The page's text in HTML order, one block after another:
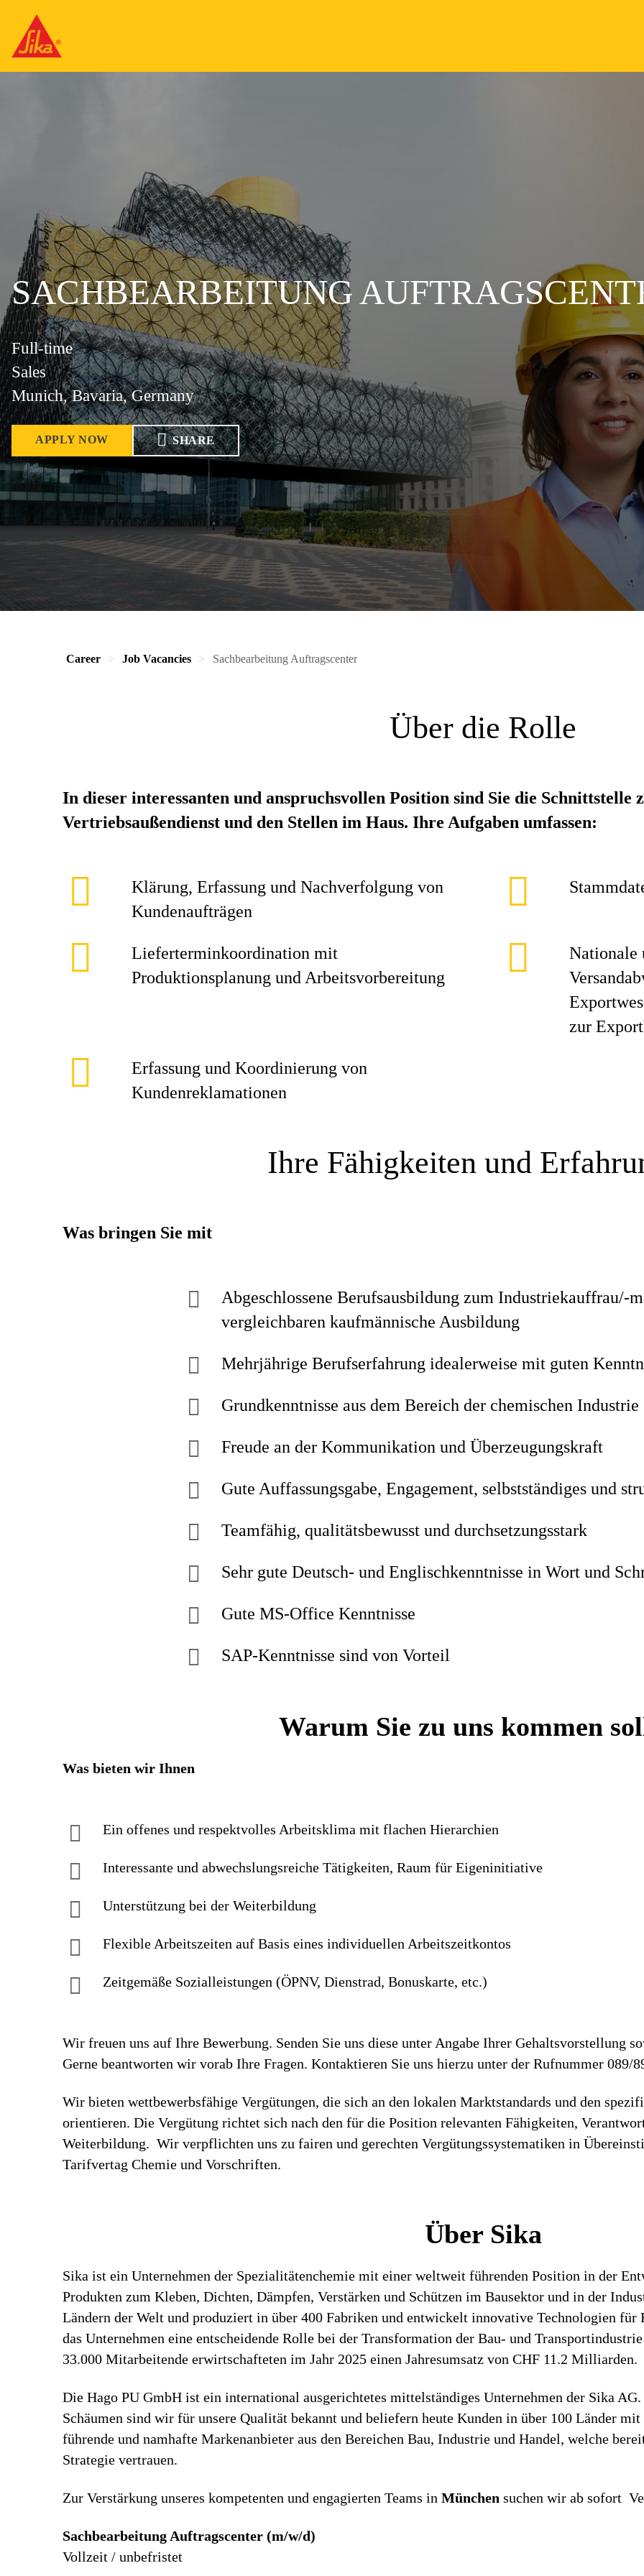
SACHBEARBEITUNG
Full-time
Sales
Munich, Bavaria, Germany
APPLY NOW SHARE
Career Job Vacancies Sachbearbeitung Auftragscenter
Über die Rolle
In dieser interessanten und anspruchsvollen Position sind Sie die Schnittstelle
Vertriebsaußendienst und den Stellen im Haus. Ihre Aufgaben umfassen:
Klärung, Erfassung und Nachverfolgung von
Kundenaufträgen
Lieferterminkoordination mit
Produktionsplanung und Arbeitsvorbereitung
Nationale
zur
Erfassung und Koordinierung von
Kundenreklamationen
Ihre Fähigkeiten und
Was bringen Sie mit
Abgeschlossene Berufsausbildung zum Industriekauffrau/-
vergleichbaren kaufmännische Ausbildung
Mehrjährige Berufserfahrung idealerweise mit guten
Grundkenntnisse aus dem Bereich der chemischen
Freude an der Kommunikation und Überzeugungskraft
Gute Auffassungsgabe, Engagement, selbstständiges und
Teamfähig, qualitätsbewusst und durchsetzungsstark
Sehr gute Deutsch- und Englischkenntnisse in Wort und
Gute MS-Office Kenntnisse
SAP-Kenntnisse sind von Vorteil
Warum Sie zu uns kommen
Was bieten wir Ihnen
Ein offenes und respektvolles Arbeitsklima mit flachen Hierarchien
Interessante und abwechslungsreiche Tätigkeiten, Raum für Eigeninitiative
Unterstützung bei der Weiterbildung
Flexible Arbeitszeiten auf Basis eines individuellen Arbeitszeitkontos
Zeitgemäße Sozialleistungen (ÖPNV, Dienstrad, Bonuskarte, etc.)
Wir freuen uns auf Ihre Bewerbung. Senden Sie uns diese unter Angabe Ihrer Gehaltsvorstellung
Gerne beantworten wir vorab Ihre Fragen. Kontaktieren Sie uns hierzu unter der Rufnummer 089/
Wir bieten wettbewerbsfähige Vergütungen, die sich an den lokalen Marktstandards und den
orientieren. Die Vergütung richtet sich nach den für die Position relevanten Fähigkeiten,
Weiterbildung. Wir verpflichten uns zu fairen und gerechten Vergütungssystematiken in
Tarifvertag Chemie und Vorschriften.
Über Sika
Sika ist ein Unternehmen der Spezialitätenchemie mit einer weltweit führenden Position in der
Produkten zum Kleben, Dichten, Dämpfen, Verstärken und Schützen im Bausektor und in der
Ländern der Welt und produziert in über 400 Fabriken und entwickelt innovative Technologien
das Unternehmen eine entscheidende Rolle bei der Transformation der Bau- und
33.000 Mitarbeitende erwirtschafteten im Jahr 2025 einen Jahresumsatz von CHF 11.2 Milliarden.
Die Hago PU GmbH ist ein international ausgerichtetes mittelständiges Unternehmen der Sika
Schäumen sind wir für unsere Qualität bekannt und beliefern heute Kunden in über 100 Länder
führende und namhafte Markenanbieter aus den Bereichen Bau, Industrie und Handel, welche
Strategie vertrauen.
Zur Verstärkung unseres kompetenten und engagierten Teams in München suchen wir ab sofort
Sachbearbeitung Auftragscenter (m/w/d)
Vollzeit / unbefristet